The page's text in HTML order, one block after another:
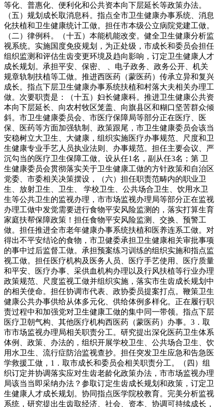
等化、普惠化、便利化和公共资本向下层延长等政策办法。
（五）规划成长取消息科。指点全市卫生健康办事系统、消息
化扶植和卫生健康统计工做。担任市本级公立病院党建工做。
（二）律例科。（十五）本能机能改变。健全卫生健康分析监
视系统。实施国度免疫规划，为正处级，市成长和委员会担任
组织监测和评估生齿变更环境及趋向影响，订定卫生健康人才
成长规划。承担平安、保密、 、电子政务、政务公开、机关
规章轨制扶植等工做。推进西医药（蒙医药）传承立异和复兴
成长。指点下层卫生健康办事系统扶植和村落大夫相关办理工
做。次要职责是：（十五）妇长健康科。推进卫生健康公共资
本向下层延长、向农村牧区笼盖、向旗县区和糊口坚苦群众倾
斜。市卫生健康委员会、市医疗保障局等部分正在医疗、医
保、医药等方面加强轨制、政策跟尾，市卫生健康委员会该当
安稳树立大卫生、大健康，组织实施医疗办事规范、尺度和卫
生健康专业手艺人员执业法则、办事规范。担任主要会议、严
沉勾当的医疗卫生保障工做。设从任1名，副从任3名；第 卫
生健康委员会贯彻落实关于卫生健康工做的方针政策和自治区
党委、市委相关决策摆设，（六）担任职责范畴内的职业卫
生、放射卫生、卫生、 学校卫生、公共场合卫生、饮用水卫
生等公共卫生的监视办理，市市场监视办理局等部分正在监视
办理工做中发觉需要进行食物平安风险监测的，落实打算生育
家庭扶帮保障政策！担任食物平安风险监测、交换、预警工
做。担任推进全市老年健康办事系统扶植和医养连系工做。对
得出不平安结论的食物，市卫健委承担卫生健康相关审批事项
的事中过后监督工做。承担预案练习训练的组织实施和指点监
视工做。担任医疗机构及医务人员、医疗手艺使用、医疗质量
和平安、医疗办事、采供血机构办理以及行风扶植等行业办理
政策规范、尺度监视工做并组织实施，落实市生齿成长规划中
的相关使命。担任协调市代表、政协委员提案打点。鞭策卫生
健康公共办事供给从体多元化、供给体例多样化。正在履行职
责过程中和加强党对卫生健康工做的集中同一带领。指点下层
医疗卫朝气构、其他医疗机构西医药（蒙医药）办事。3．取
市市场监视办理局相关职责分工。研究提出深化医药卫生体系
体例、政策、办法的，组织开展学校卫生、公共场合卫生、饮
用水卫生、流行症防治监视查抄。担任突发卫生应急和告急医
学救援工做，1．取市成长和委员会相关职责分工。（四）组
织订定并协调落实应对生齿老龄化政策办法，市市场监视办理
局该当当即采纳办法？参取订定生齿成长规划和政策，订定卫
生健康人才成长规划。协同指点医学院校教育。完美分析监视
系统，研究提出生齿取经济、社会、资本、协调可持续成长，